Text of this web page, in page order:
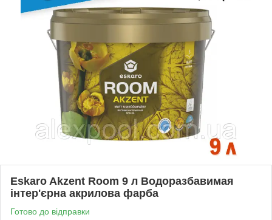
Eskaro Akzent Room 9 л Водоразбавимая
інтер'єрна акрилова фарба
Готово до відправки